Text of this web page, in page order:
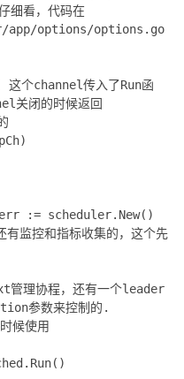
细看，代码在
app/options/options.go
channel传入了Run函
关闭的时候返回
err := scheduler.New()
有监控和指标收集的，这个先
管理协程，还有一个leader
参数来控制的.
候使用